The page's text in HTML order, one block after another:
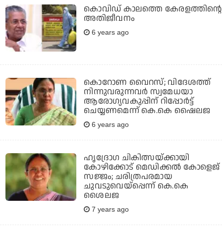
കൊവിഡ് കാലത്തെ കേരളത്തിന്റെ
അതിജീവനം
6 years ago
കൊറോണ വൈറസ്; വിദേശത്ത്
നിന്നുവരുന്നവര്‍ സ്വമേധയാ
ആരോഗ്യവകുപ്പിന് റിപ്പോര്‍ട്ട്
ചെയ്യണമെന്ന് കെ.കെ ഷൈലജ
6 years ago
ഹൃദ്രോഗ ചികിത്സയ്ക്കായി
കോഴിക്കോട് മെഡിക്കല്‍ കോളെജ്
സജ്ജം; ചരിത്രപരമായ
ചുവടുവെയ്‌പ്പെന്ന് കെ.കെ
ശൈലജ
7 years ago